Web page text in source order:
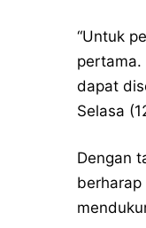
“Untuk
pertama.
dapat
Selasa
Dengan